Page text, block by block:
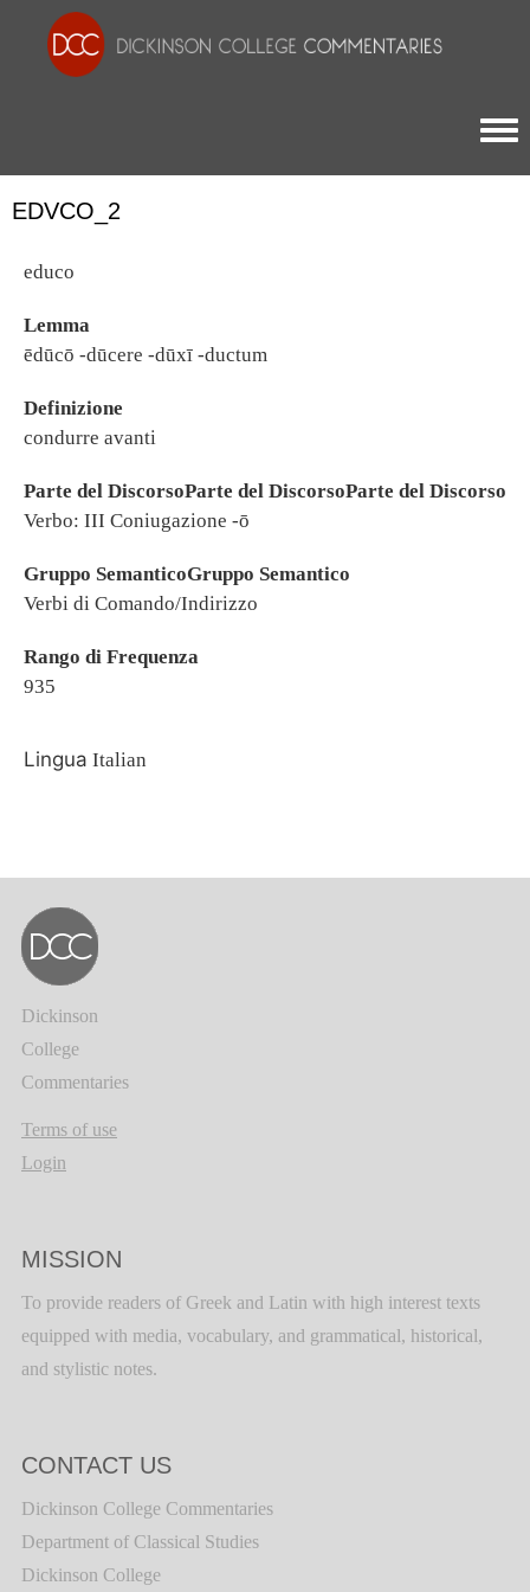
EDVCO_2
educo
Lemma
ēdūcō -dūcere -dūxī -ductum
Definizione
condurre avanti
Parte del DiscorsoParte del DiscorsoParte del Discorso
Verbo: III Coniugazione -ō
Gruppo SemanticoGruppo Semantico
Verbi di Comando/Indirizzo
Rango di Frequenza
935
Lingua Italian
Dickinson
College
Commentaries
Terms of use
Login
MISSION
To provide readers of Greek and Latin with high interest texts
equipped with media, vocabulary, and grammatical, historical,
and stylistic notes.
CONTACT US
Dickinson College Commentaries
Department of Classical Studies
Dickinson College